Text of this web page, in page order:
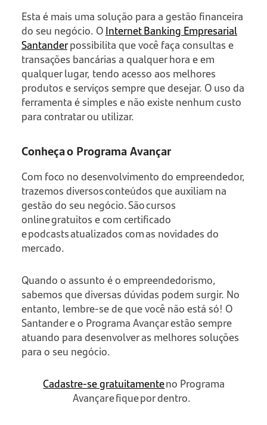
Esta é mais uma solução para a gestão financeira
do seu negócio. OInternet Banking Empresarial
Santanderpossibilita que você faça consultas e
transações bancárias a qualquer hora e em
qualquer lugar, tendo acesso aos melhores
produtos e serviços sempre que desejar. O uso da
ferramenta é simples e não existe nenhum custo
para contratar ou utilizar.
Conheça o Programa Avançar
Com foco no desenvolvimento do empreendedor,
trazemos diversos conteúdos que auxiliam na
gestão do seu negócio. São cursos
online gratuitos e com certificado
e podcasts atualizados com as novidades do
mercado.
Quando o assunto é o empreendedorismo,
sabemos que diversas dúvidas podem surgir. No
entanto, lembre-se de que você não está só! O
Santander e o Programa Avançar estão sempre
atuando para desenvolver as melhores soluções
para o seu negócio.
Cadastre-se gratuitamenteno Programa
Avançar e fique por dentro.